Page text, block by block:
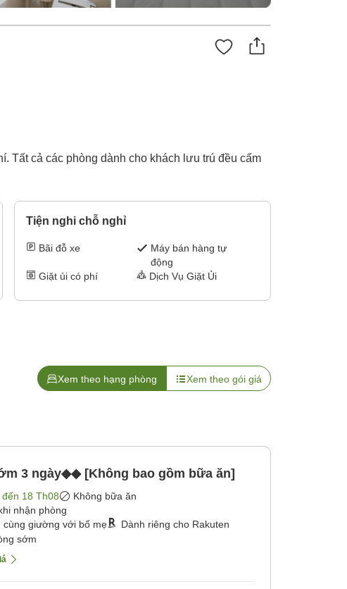
Tất cả các phòng dành cho khách lưu trú đều cấm
Tiện nghi chỗ nghỉ
Bãi đỗ xe
Máy bán hàng tự
động
Giặt ủi có phí
Dịch Vụ Giặt Ủi
Xem theo hạng phòng Xem theo gói giá
3 ngày◆◆ [Không bao gồm bữa ăn]
18 Th08
Không bữa ăn
nhận phòng
cùng giường với bố mẹ
Dành riêng cho Rakuten
sớm